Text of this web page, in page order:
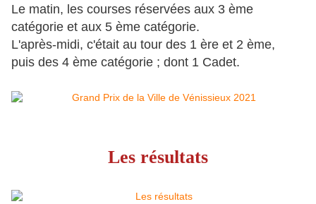
Le matin, les courses réservées aux 3 ème
catégorie et aux 5 ème catégorie.
L'après-midi, c'était au tour des 1 ère et 2 ème,
puis des 4 ème catégorie ; dont 1 Cadet.
Les résultats